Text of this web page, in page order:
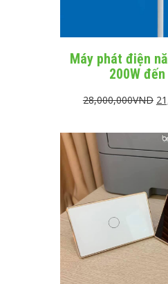
Máy phát điện
200W
28,000,000VND